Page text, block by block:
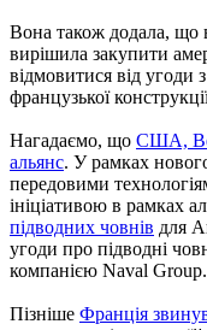
Вона також додала, що
вирішила закупити
відмовитися від угоди
французької
Нагадаємо, що США,
альянс. У рамках
передовими
ініціативою в рамках
підводних човнів для
угоди про підводні
компанією Naval Group.
Пізніше Франція